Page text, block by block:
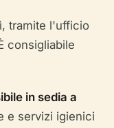
tramite l'ufficio
consigliabile
in sedia a
e servizi igienici